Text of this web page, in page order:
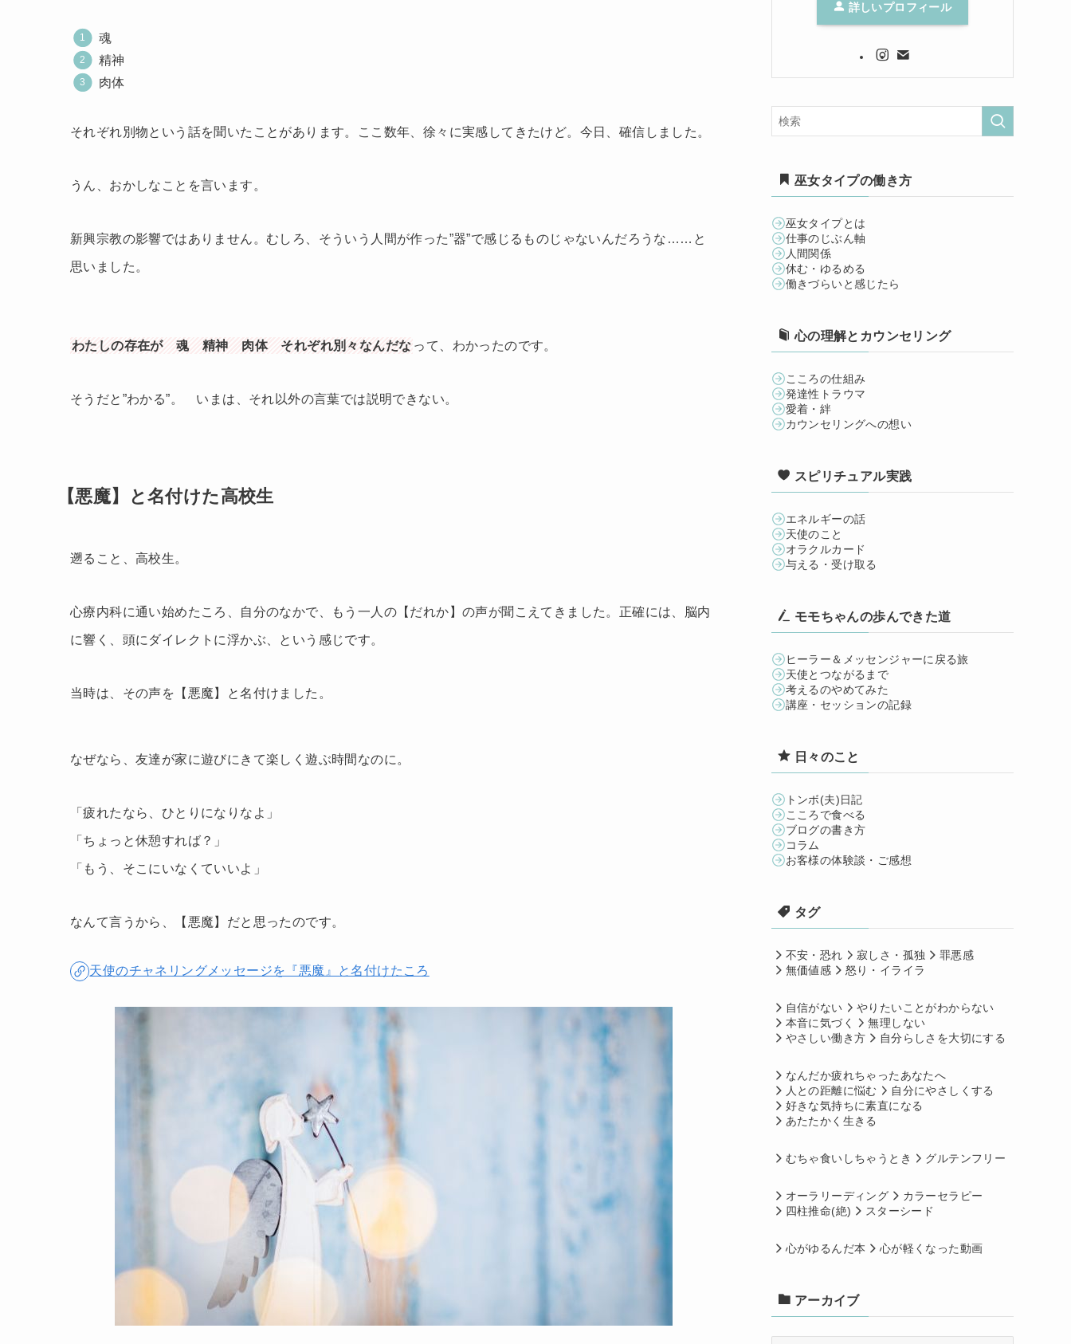
魂
精神
肉体
それぞれ別物という話を聞いたことがあります。ここ数年、徐々に実感してきたけど。今日、確信しました。
うん、おかしなことを言います。
新興宗教の影響ではありません。むしろ、そういう人間が作った”器”で感じるものじゃないんだろうな……と
思いました。
わたしの存在が 魂 精神 肉体 それぞれ別々なんだな って、わかったのです。
そうだと”わかる”。 いまは、それ以外の言葉では説明できない。
【悪魔】と名付けた高校生
遡ること、高校生。
心療内科に通い始めたころ、自分のなかで、もう一人の【だれか】の声が聞こえてきました。正確には、脳内
に響く、頭にダイレクトに浮かぶ、という感じです。
当時は、その声を【悪魔】と名付けました。
なぜなら、友達が家に遊びにきて楽しく遊ぶ時間なのに。
「疲れたなら、ひとりになりなよ」
「ちょっと休憩すれば？」
「もう、そこにいなくていいよ」
なんて言うから、【悪魔】だと思ったのです。
天使のチャネリングメッセージを『悪魔』と名付けたころ
詳しいプロフィール
巫女タイプの働き方
巫女タイプとは
仕事のじぶん軸
人間関係
休む・ゆるめる
働きづらいと感じたら
心の理解とカウンセリング
こころの仕組み
発達性トラウマ
愛着・絆
カウンセリングへの想い
スピリチュアル実践
エネルギーの話
天使のこと
オラクルカード
与える・受け取る
モモちゃんの歩んできた道
ヒーラー＆メッセンジャーに戻る旅
天使とつながるまで
考えるのやめてみた
講座・セッションの記録
日々のこと
トンボ(夫)日記
こころで食べる
ブログの書き方
コラム
お客様の体験談・ご感想
タグ
不安・恐れ 寂しさ・孤独
罪悪感
無価値感
怒り・イライラ
自信がない
やりたいことがわからない
本音に気づく
無理しない
やさしい働き方
自分らしさを大切にする
なんだか疲れちゃったあなたへ
人との距離に悩む
自分にやさしくする
好きな気持ちに素直になる
あたたかく生きる
むちゃ食いしちゃうとき グルテンフリー
オーラリーディング
カラーセラピー
四柱推命(絶)
スターシード
心がゆるんだ本 心が軽くなった動画
アーカイブ